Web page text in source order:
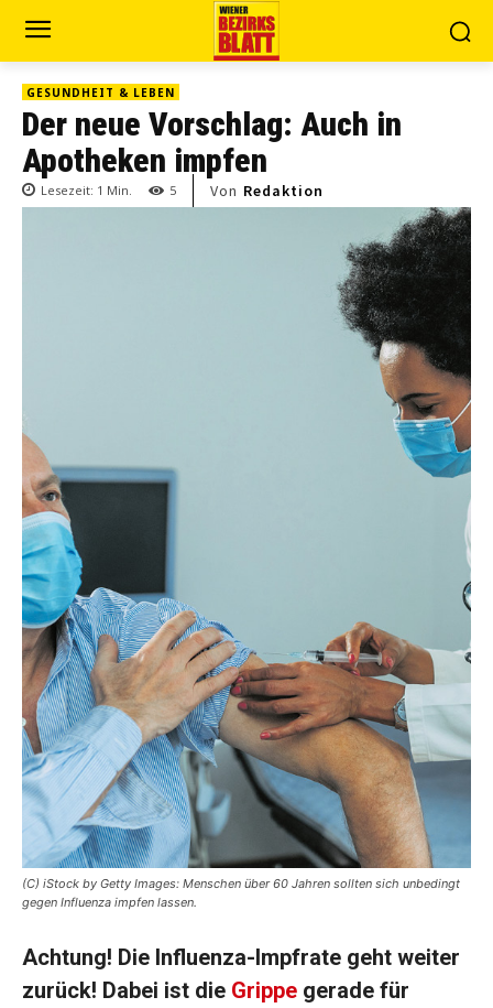
GESUNDHEIT & LEBEN
Der neue Vorschlag: Auch in
Apotheken impfen
Lesezeit: 1 Min. 5 Von Redaktion
(C) iStock by Getty Images: Menschen über 60 Jahren sollten sich unbedingt
gegen Influenza impfen lassen.
Achtung! Die Influenza-Impfrate geht weiter
zurück! Dabei ist die Grippe gerade für